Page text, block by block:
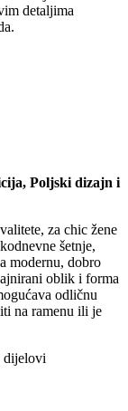
detaljima
Poljski dizajn i
za chic žene
šetnje,
modernu, dobro
oblik i forma
odličnu
na ramenu ili je